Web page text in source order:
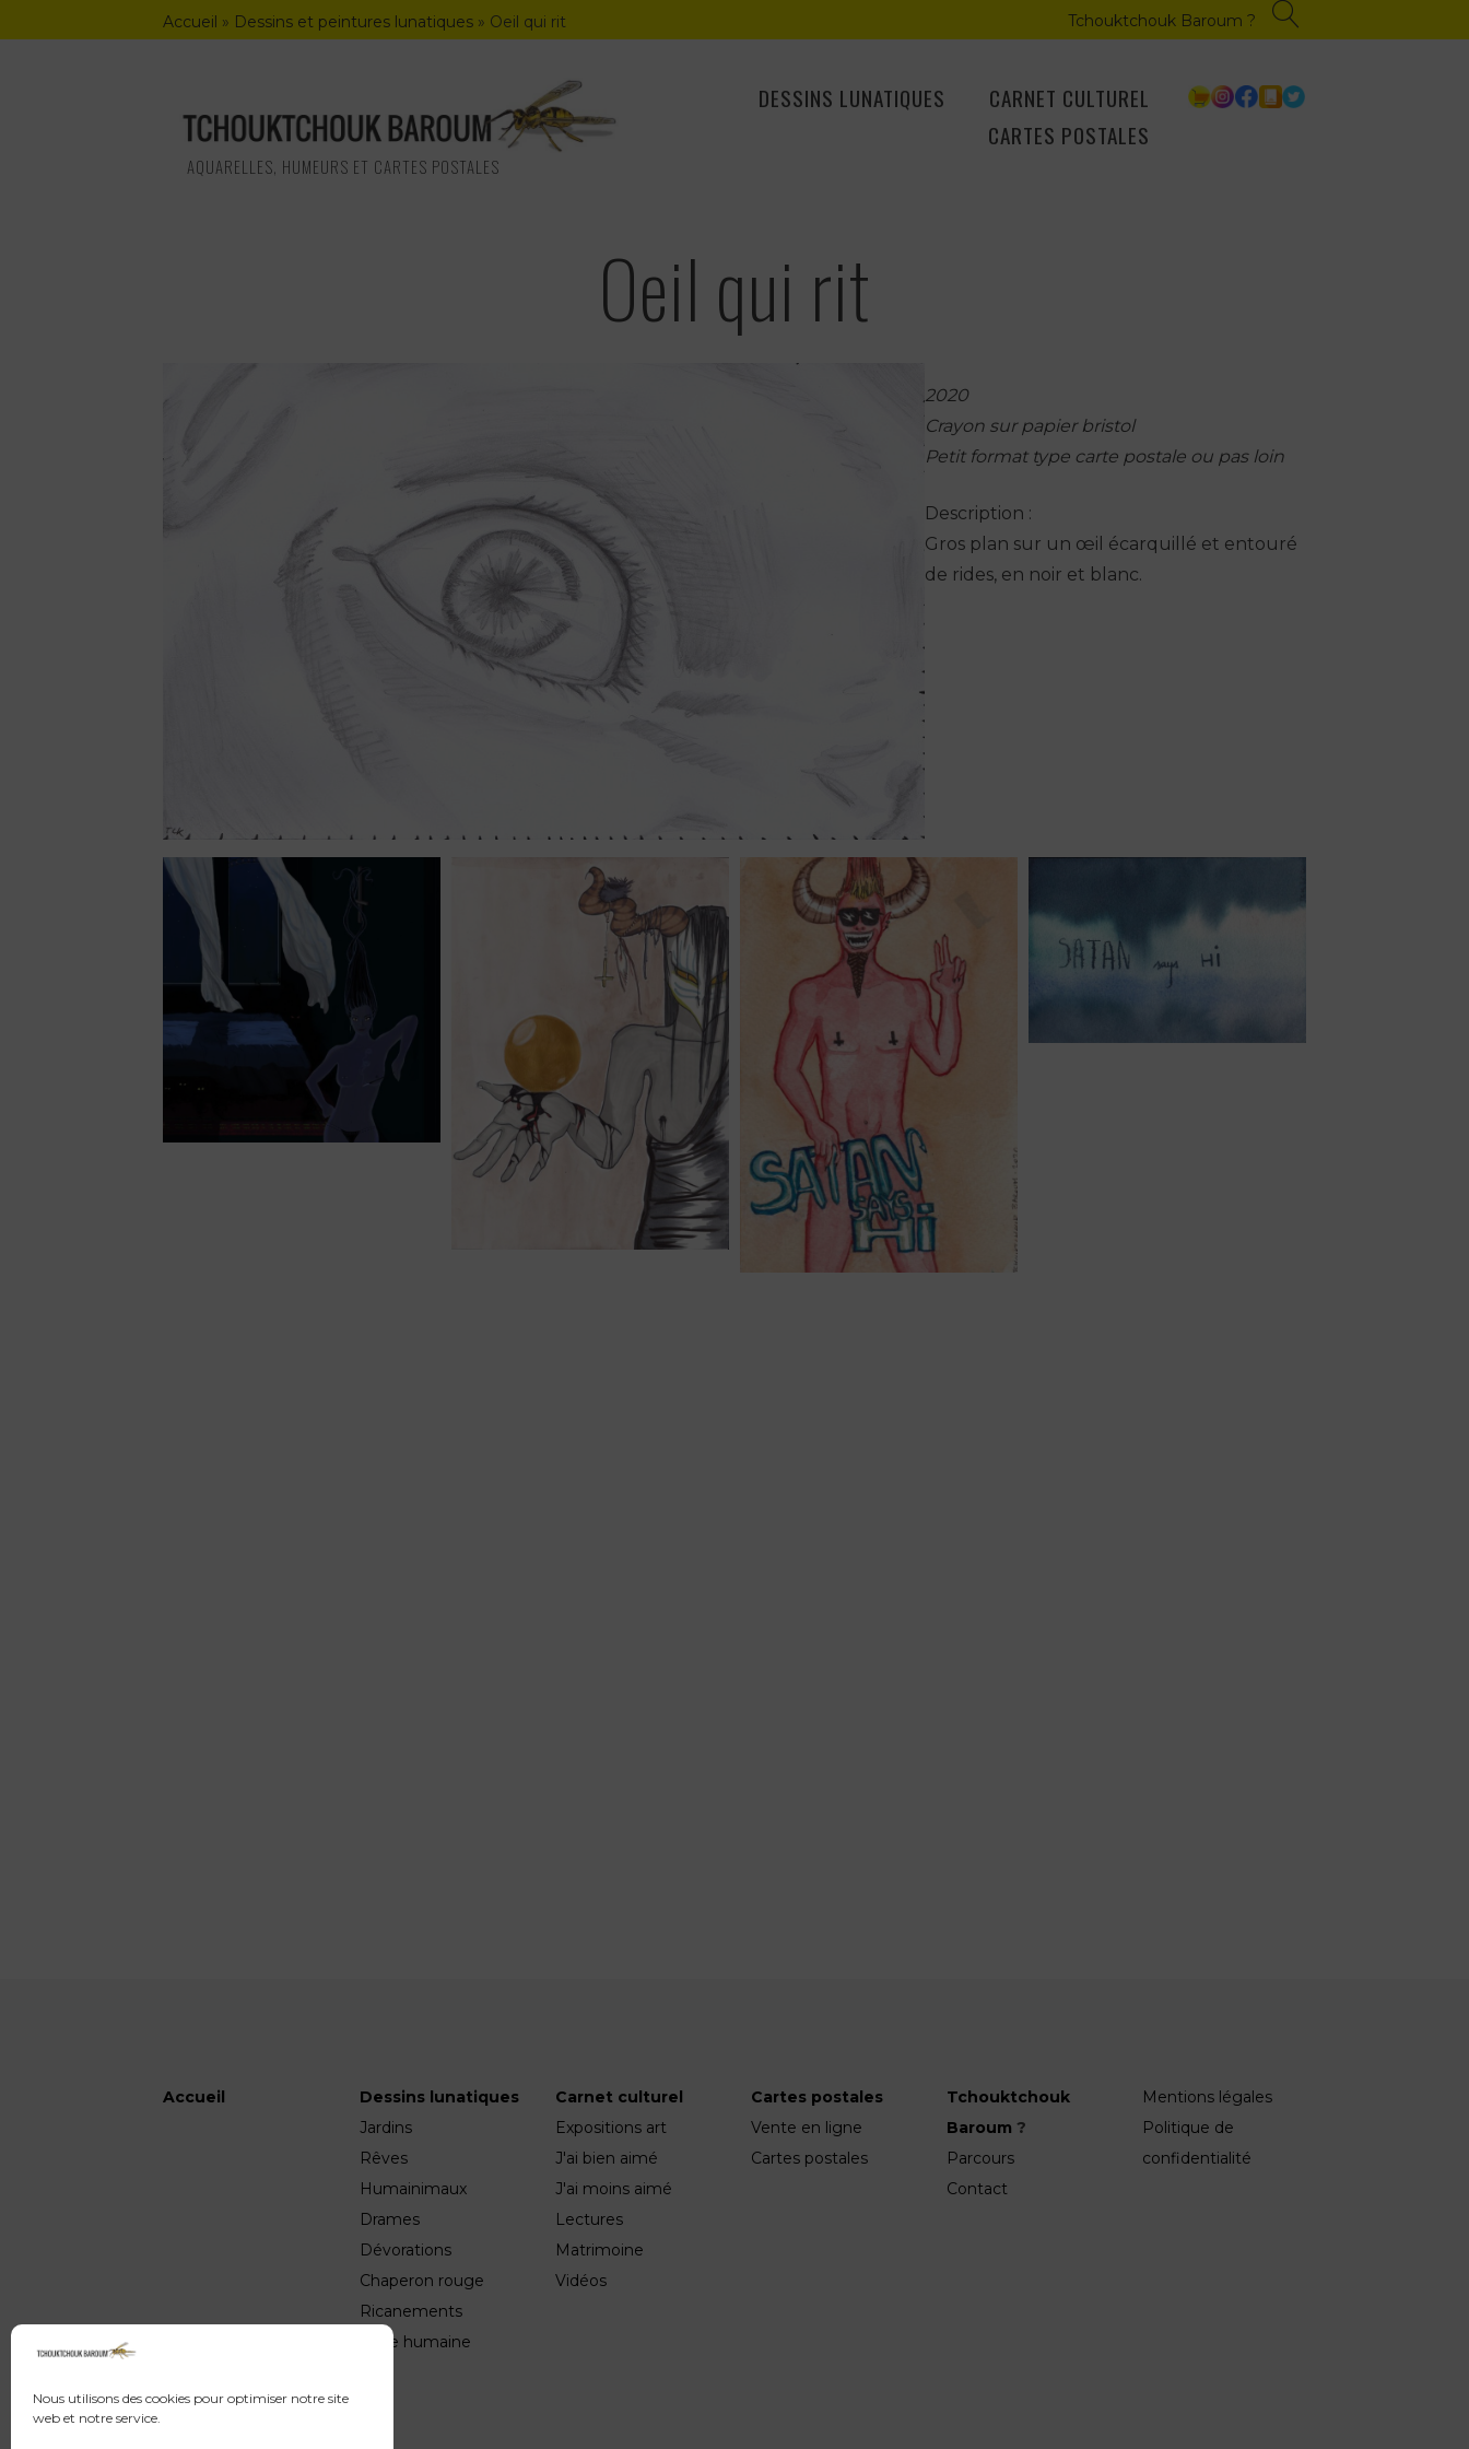
Nous utilisons des cookies pour optimiser notre site
web et notre service.
to
Accueil » Dessins et peintures lunatiques » Oeil qui rit Tchouktchouk Baroum ?
AQUARELLES, HUMEURS ET CARTES POSTALES
DESSINS LUNATIQUES
CARNET CULTUREL
CARTES POSTALES
Oeil qui rit
2020
Crayon sur papier bristol
Petit format type carte postale ou pas loin
Description :
Gros plan sur un œil écarquillé et entouré
de rides, en noir et blanc.
Accueil
Dessins lunatiques
Jardins
Rêves
Humainimaux
Drames
Dévorations
Chaperon rouge
Ricanements
Valse humaine
Carnet culturel
Expositions art
J'ai bien aimé
J'ai moins aimé
Lectures
Matrimoine
Vidéos
Cartes postales
Vente en ligne
Cartes postales
Tchouktchouk
Baroum ?
Parcours
Contact
Mentions légales
Politique de
confidentialité